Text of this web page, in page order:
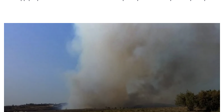
παρελθόν, αλλά πυξίδα για το μέλλον».